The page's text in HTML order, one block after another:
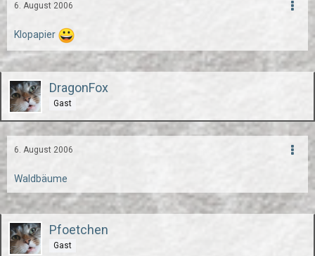
6. August 2006
Klopapier
DragonFox
Gast
6. August 2006
Waldbäume
Pfoetchen
Gast